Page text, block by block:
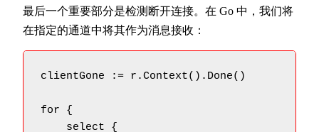
最后一个重要部分是检测断开连接。在 Go 中，我们将
在指定的通道中将其作为消息接收：
clientGone := r.Context().Done()
for {
    select {